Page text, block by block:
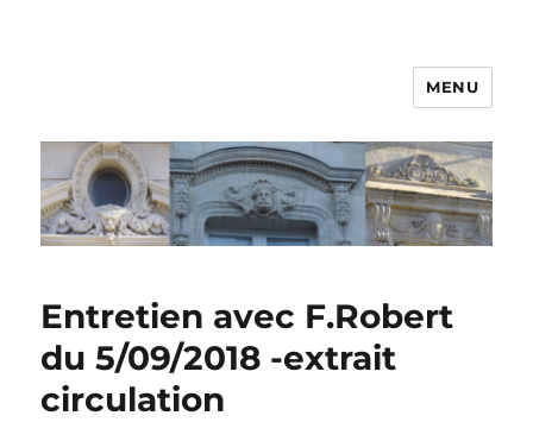
MENU
Entretien avec F.Robert
du 5/09/2018 -extrait
circulation